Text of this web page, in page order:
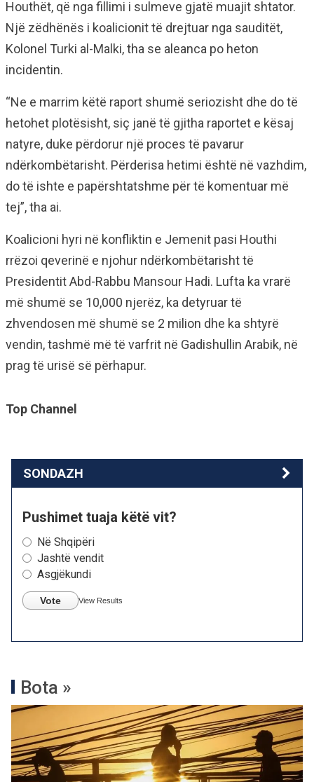
Houthët, që nga fillimi i sulmeve gjatë muajit shtator.
Një zëdhënës i koalicionit të drejtuar nga sauditët,
Kolonel Turki al-Malki, tha se aleanca po heton
incidentin.
“Ne e marrim këtë raport shumë seriozisht dhe do të
hetohet plotësisht, siç janë të gjitha raportet e kësaj
natyre, duke përdorur një proces të pavarur
ndërkombëtarisht. Përderisa hetimi është në vazhdim,
do të ishte e papërshtatshme për të komentuar më
tej”, tha ai.
Koalicioni hyri në konfliktin e Jemenit pasi Houthi
rrëzoi qeverinë e njohur ndërkombëtarisht të
Presidentit Abd-Rabbu Mansour Hadi. Lufta ka vrarë
më shumë se 10,000 njerëz, ka detyruar të
zhvendosen më shumë se 2 milion dhe ka shtyrë
vendin, tashmë më të varfrit në Gadishullin Arabik, në
prag të urisë së përhapur.
Top Channel
SONDAZH
Pushimet tuaja këtë vit?
Në Shqipëri
Jashtë vendit
Asgjëkundi
Vote View Results
Bota »